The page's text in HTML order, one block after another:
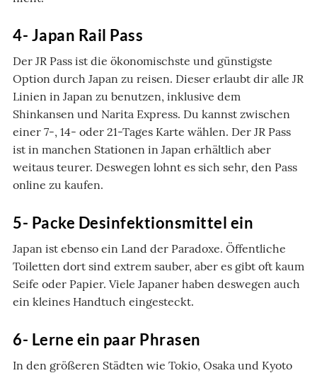
4- Japan Rail Pass
Der JR Pass ist die ökonomischste und günstigste
Option durch Japan zu reisen. Dieser erlaubt dir alle JR
Linien in Japan zu benutzen, inklusive dem
Shinkansen und Narita Express. Du kannst zwischen
einer 7-, 14- oder 21-Tages Karte wählen. Der JR Pass
ist in manchen Stationen in Japan erhältlich aber
weitaus teurer. Deswegen lohnt es sich sehr, den Pass
online zu kaufen.
5- Packe Desinfektionsmittel ein
Japan ist ebenso ein Land der Paradoxe. Öffentliche
Toiletten dort sind extrem sauber, aber es gibt oft kaum
Seife oder Papier. Viele Japaner haben deswegen auch
ein kleines Handtuch eingesteckt.
6- Lerne ein paar Phrasen
In den größeren Städten wie Tokio, Osaka und Kyoto